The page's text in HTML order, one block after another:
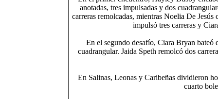
anotadas, tres impulsadas y dos
carreras remolcadas, mientras Noelia De
impulsó tres carreras y
En el segundo desafío, Ciara Bryan bateó
cuadrangular. Jaida Speth remolcó dos
En Salinas, Leonas y Caribeñas dividieron
cuarto